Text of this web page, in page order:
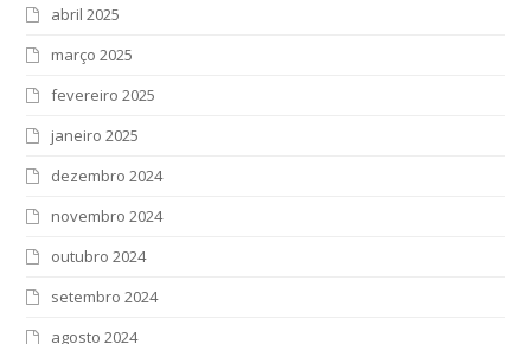
abril 2025
março 2025
fevereiro 2025
janeiro 2025
dezembro 2024
novembro 2024
outubro 2024
setembro 2024
agosto 2024